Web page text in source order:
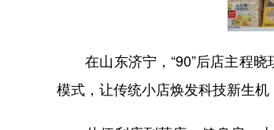
在山东济宁，“90”后店主程晓
模式，让传统小店焕发科技新生机